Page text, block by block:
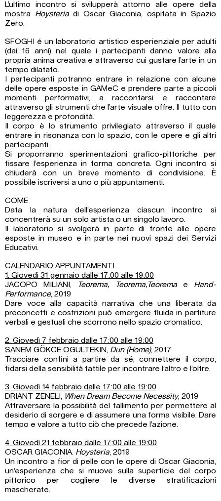
L’ultimo incontro si svilupperà attorno alle opere della
mostra Hoysteriadi Oscar Giaconia, ospitata in Spazio
Zero.
SFOGHI é un laboratorio artistico esperienziale per adulti
(dai 16 anni) nel quale i partecipanti danno valore alla
propria anima creativa e attraverso cui gustare l’arte in un
tempo dilatato.
I partecipanti potranno entrare in relazione con alcune
delle opere esposte in GAMeC e prendere parte a piccoli
momenti performativi, a raccontarsi e raccontare
attraverso gli strumenti che l’arte visuale offre. Il tutto con
leggerezza e profondità.
Il corpo è lo strumento privilegiato attraverso il quale
entrare in risonanza con lo spazio, con le opere e gli altri
partecipanti.
Si proporranno sperimentazioni grafico-pittoriche per
fissare l’esperienza in forma concreta. Ogni incontro si
chiuderà con un breve momento di condivisione. È
possibile iscriversi a uno o più appuntamenti.
COME
Data la natura dell’esperienza ciascun incontro si
concentrerà su un solo artista o un singolo lavoro.
Il laboratorio si svolgerà in parte di fronte alle opere
esposte in museo e in parte nei nuovi spazi dei Servizi
Educativi.
CALENDARIO APPUNTAMENTI
1. Giovedì 31 gennaio dalle 17:00 alle 19:00
JACOPO MILIANI, Teorema, Teorema,Teoremae Hand-
Performance, 2019
Dare voce alla capacità narrativa che una liberata da
preconcetti e costrizioni può emergere fluida in partiture
verbali e gestuali che scorrono nello spazio cromatico.
2. Giovedì 7 febbraio dalle 17:00 alle 19:00
SANEM GÖKCE OGULTEKIN, Dun (Home), 2017
Tracciare confini a partire da sé, connettere il corpo,
fidarsi della sensibilità tattile per incontrare l’altro e l’oltre.
3. Giovedì 14 febbraio dalle 17:00 alle 19:00
DRIANT ZENELI, When Dream Become Necessity, 2019
Attraversare la possibilità del fallimento per permettere al
desiderio di sorgere e di assumere una forma visibile. Dare
tempo e valore a tutto ciò che precede l’azione.
4. Giovedì 21 febbraio dalle 17:00 alle 19:00
OSCAR GIACONIA. Hoysteria, 2019
Un incontro a fior di pelle con le opere di Oscar Giaconia,
un’esperienza che si muove sulla superficie del corpo
pittorico per cogliere le diverse stratificazioni
mascherate.